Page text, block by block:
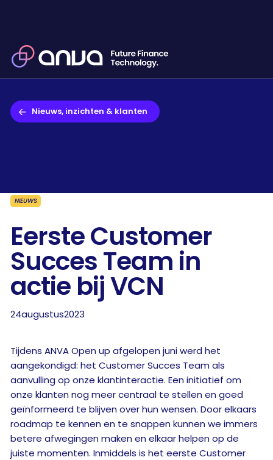
Nieuws, inzichten & klanten
NIEUWS
Eerste Customer
Succes Team in
actie bij VCN
24augustus2023
Tijdens ANVA Open up afgelopen juni werd het
aangekondigd: het Customer Succes Team als
aanvulling op onze klantinteractie. Een initiatief om
onze klanten nog meer centraal te stellen en goed
geïnformeerd te blijven over hun wensen. Door elkaars
roadmap te kennen en te snappen kunnen we immers
betere afwegingen maken en elkaar helpen op de
juiste momenten. Inmiddels is het eerste Customer